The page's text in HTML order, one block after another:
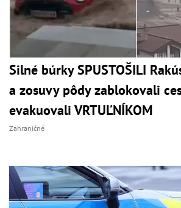
Silné búrky SPUSTOŠILI
a zosuvy pôdy zablokovali
evakuovali VRTUĽNÍKOM
Zahraničné